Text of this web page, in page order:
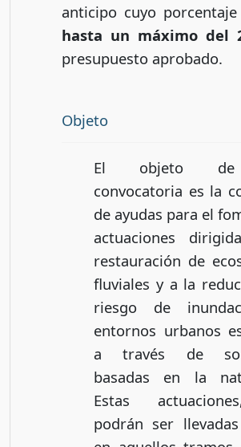
anticipo cuyo
hasta un máximo del
presupuesto aprobado.
Objeto
El objeto
convocatoria es la
de ayudas para el
actuaciones
restauración de
fluviales y a la
riesgo de
entornos urbanos
a través de
basadas en la
Estas
podrán ser